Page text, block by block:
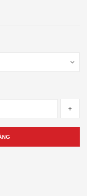
+